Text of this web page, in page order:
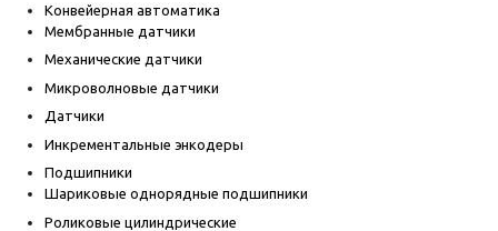
Конвейерная автоматика
Мембранные датчики
Механические датчики
Микроволновые датчики
Датчики
Инкрементальные энкодеры
Подшипники
Шариковые однорядные подшипники
Роликовые цилиндрические